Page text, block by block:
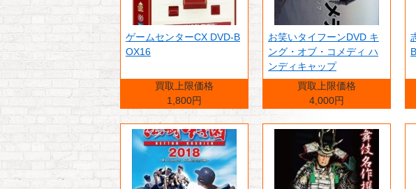
ゲームセンターCX DVD-B
OX16
買取上限価格
1,800円
お笑いタイフーンDVD キ
ング・オブ・コメディ ハ
ンディキャップ
買取上限価格
4,000円